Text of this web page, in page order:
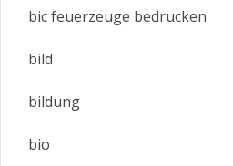
bic feuerzeuge bedrucken
bild
bildung
bio